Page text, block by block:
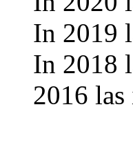
In 2019
In 2018
2016